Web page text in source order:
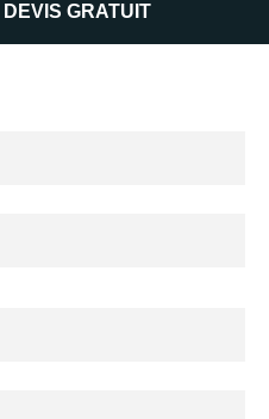
GRATUIT